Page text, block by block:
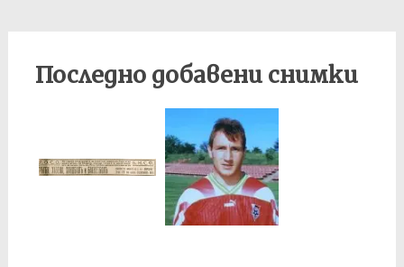
Последно добавени снимки